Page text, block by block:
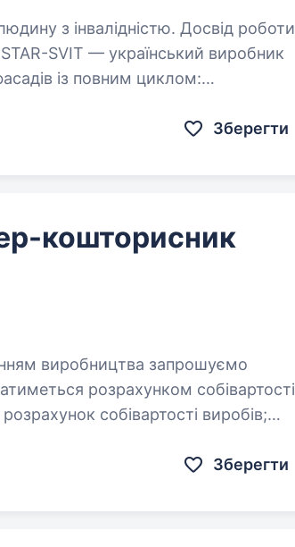
з інвалідністю. Досвід роботи
із повним циклом:
реалізували…
Зберегти
кошторисник
розрахунком собівартості
Зберегти